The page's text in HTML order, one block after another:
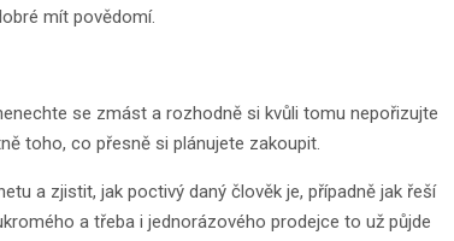
mít povědomí.
se zmást a rozhodně si kvůli tomu nepořizujte
toho, co přesně si plánujete zakoupit.
a zjistit, jak poctivý daný člověk je, případně jak řeší
a třeba i jednorázového prodejce to už půjde